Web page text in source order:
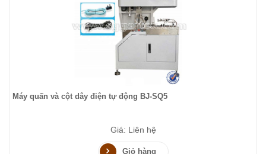
Máy quấn và cột dây điện tự động BJ-SQ5
Giá: Liên hệ
Giỏ hàng